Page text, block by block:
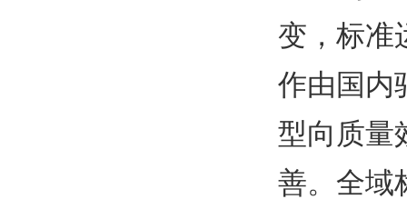
变，标准
作由国内
型向质量
善。全域